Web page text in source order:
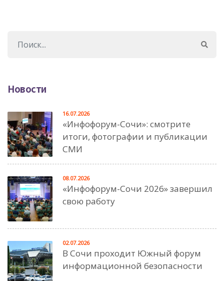
Новости
«Инфофорум-Сочи»: смотрите
итоги, фотографии и публикации
СМИ
16.07.2026
«Инфофорум-Сочи 2026» завершил
свою работу
08.07.2026
В Сочи проходит Южный форум
информационной безопасности
02.07.2026